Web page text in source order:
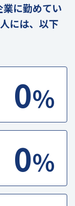
に勤めてい
には、以下
0%
0%